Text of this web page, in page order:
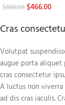
$666.00$466.00
Cras
Volutpat
augue porta aliquet
cras consectetur
A luctus non
ad dis cras iaculis.